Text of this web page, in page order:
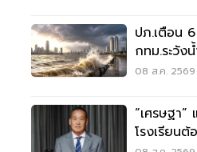
ปภ.เตือน
กทม.ระวัง
ส.ค.69
08 ส.ค.
“เศรษฐา
โรงเรียน